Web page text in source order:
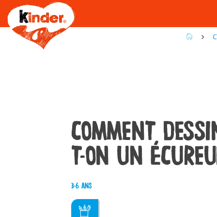
Skip
to
main
content
COMMENT
T-ON UN
3-6 ans